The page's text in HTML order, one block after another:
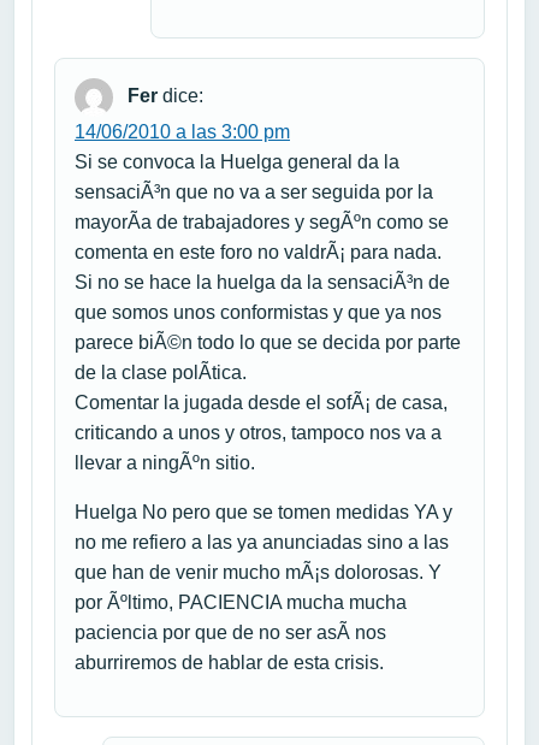
Fer dice:
14/06/2010 a las 3:00 pm
Si se convoca la Huelga general da la
sensaciÃ³n que no va a ser seguida por la
mayorÃ­a de trabajadores y segÃºn como se
comenta en este foro no valdrÃ¡ para nada.
Si no se hace la huelga da la sensaciÃ³n de
que somos unos conformistas y que ya nos
parece biÃ©n todo lo que se decida por parte
de la clase polÃ­tica.
Comentar la jugada desde el sofÃ¡ de casa,
criticando a unos y otros, tampoco nos va a
llevar a ningÃºn sitio.
Huelga No pero que se tomen medidas YA y
no me refiero a las ya anunciadas sino a las
que han de venir mucho mÃ¡s dolorosas. Y
por Ãºltimo, PACIENCIA mucha mucha
paciencia por que de no ser asÃ­ nos
aburriremos de hablar de esta crisis.